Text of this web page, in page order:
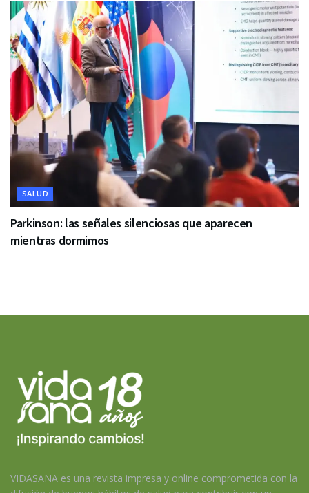
SALUD
Parkinson: las señales silenciosas que aparecen
mientras dormimos
VIDASANA es una revista impresa y online comprometida con la